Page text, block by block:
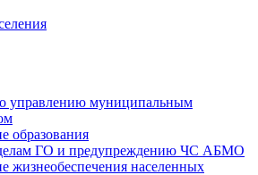
управлению муниципальным
образования
ГО и предупреждению ЧС АБМО
жизнеобеспечения населенных